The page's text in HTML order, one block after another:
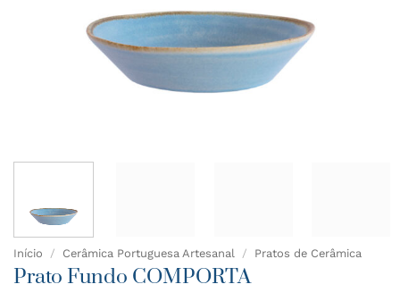
Início / Cerâmica Portuguesa Artesanal / Pratos de Cerâmica
Prato Fundo COMPORTA